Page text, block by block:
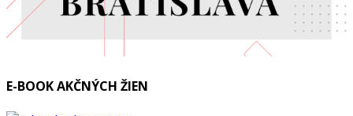
E-BOOK AKČNÝCH ŽIEN